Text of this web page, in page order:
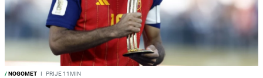
/NOGOMET I PRIJE 11MIN